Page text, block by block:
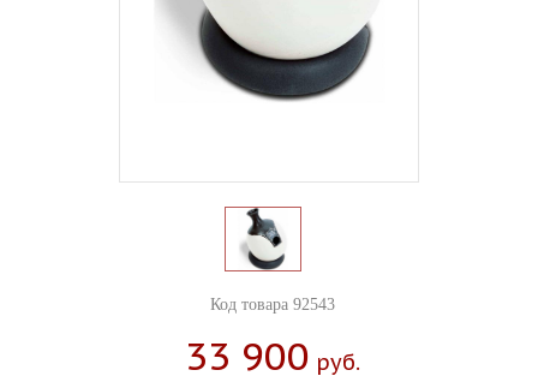
Код товара 92543
33 900 Руб.